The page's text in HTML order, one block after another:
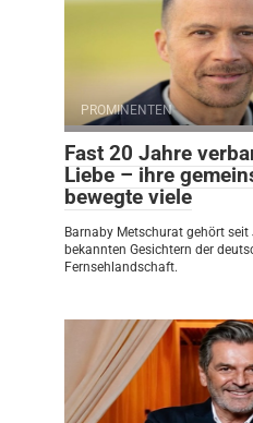
PROMINENTEN
Fast 20 Jahre
Liebe – ihre
bewegte viele
Barnaby Metschurat gehört
bekannten Gesichtern der
Fernsehlandschaft.